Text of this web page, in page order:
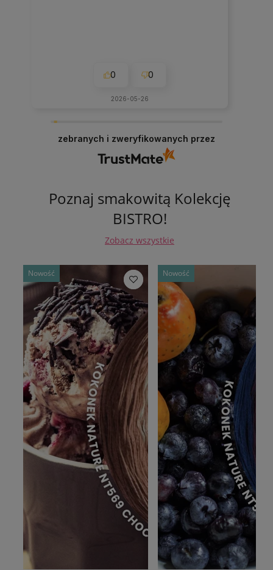
0 0
2026-05-26
zebranych i zweryfikowanych przez
Poznaj smakowitą Kolekcję
BISTRO!
Zobacz wszystkie
Nowość Nowość